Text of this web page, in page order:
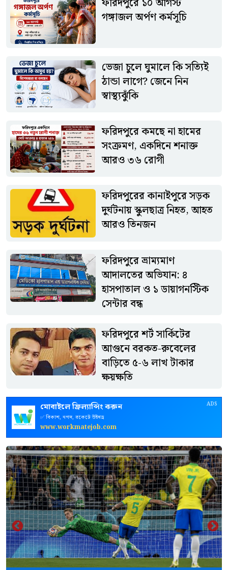
বিরাজ করছে। ভক্তদের অংশগ্রহণে কর্মসূচিটি ধর্মীয় আবহে অনুষ্ঠিত
হবে বলে জানিয়েছেন আয়োজকরা।আয়োজক কমিটির পক্ষ থেকে
ধর্মপ্রাণ সনাতন ধর্মাবলম্বীদের যথাসময়ে উপস্থিত হয়ে গঙ্গাজল অর্পণ
গঙ্গাজল অর্পণ কর্মসূচি
ভেজা চুলে ঘুমালে কি সত্যিই
ঠান্ডা লাগে? জেনে নিন
স্বাস্থ্যঝুঁকি
ফরিদপুরে কমছে না হামের
সংক্রমণ, একদিনে শনাক্ত
আরও ৩৬ রোগী
ফরিদপুরের কানাইপুরে সড়ক
দুর্ঘটনায় স্কুলছাত্র নিহত, আহত
আরও তিনজন
ফরিদপুরে ভ্রাম্যমাণ
আদালতের অভিযান: ৪
হাসপাতাল ও ১ ডায়াগনস্টিক
সেন্টার বন্ধ
ফরিদপুরে শর্ট সার্কিটের
আগুনে বরকত-রুবেলের
বাড়িতে ৫-৬ লাখ টাকার
ক্ষয়ক্ষতি
ADS
মোবাইলে ফ্রিল্যান্সিং করুন
✅ বিকাশ, নগদ, রকেটে উইথড্র
www.workmatejob.com
‹ ›